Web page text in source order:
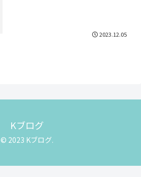
2023.12.05
Kブログ
© 2023 Kブログ.